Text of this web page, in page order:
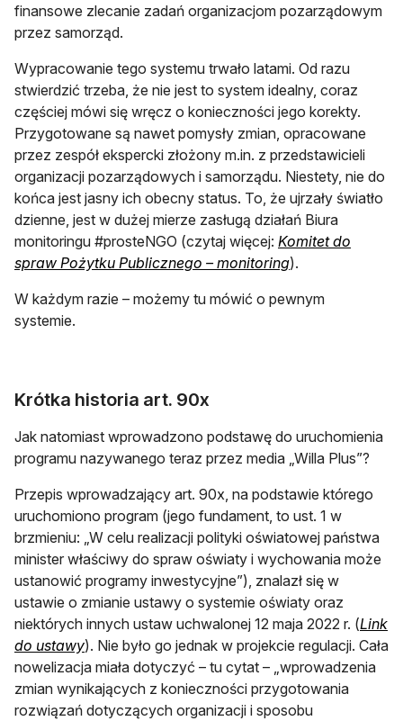
finansowe zlecanie zadań organizacjom pozarządowym
przez samorząd.
Wypracowanie tego systemu trwało latami. Od razu
stwierdzić trzeba, że nie jest to system idealny, coraz
częściej mówi się wręcz o konieczności jego korekty.
Przygotowane są nawet pomysły zmian, opracowane
przez zespół ekspercki złożony m.in. z przedstawicieli
organizacji pozarządowych i samorządu. Niestety, nie do
końca jest jasny ich obecny status. To, że ujrzały światło
dzienne, jest w dużej mierze zasługą działań Biura
monitoringu #prosteNGO (czytaj więcej: Komitet do
spraw Pożytku Publicznego – monitoringotwiera się w
).
W każdym razie – możemy tu mówić o pewnym
systemie.
Krótka historia art. 90x
Jak natomiast wprowadzono podstawę do uruchomienia
programu nazywanego teraz przez media „Willa Plus”?
Przepis wprowadzający art. 90x, na podstawie którego
uruchomiono program (jego fundament, to ust. 1 w
brzmieniu: „W celu realizacji polityki oświatowej państwa
minister właściwy do spraw oświaty i wychowania może
ustanowić programy inwestycyjne”), znalazł się w
ustawie o zmianie ustawy o systemie oświaty oraz
niektórych innych ustaw uchwalonej 12 maja 2022 r. (Link
do ustawyotwiera się w nowej karcie
). Nie było go jednak w projekcie regulacji. Cała
nowelizacja miała dotyczyć – tu cytat – „wprowadzenia
zmian wynikających z konieczności przygotowania
rozwiązań dotyczących organizacji i sposobu